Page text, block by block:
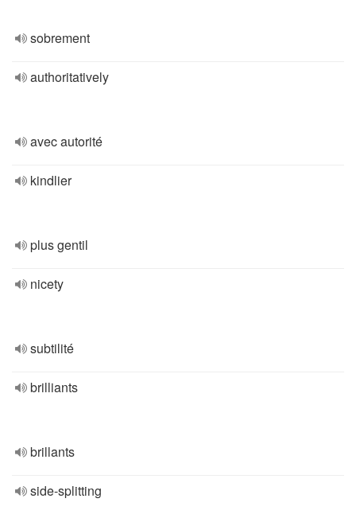
sobrement
authoritatively
avec autorité
kindlier
plus gentil
nicety
subtilité
brilliants
brillants
side-splitting